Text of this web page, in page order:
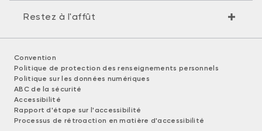
Restez à l'affût
Convention
Politique de protection des renseignements personnels
Politique sur les données numériques
ABC de la sécurité
Accessibilité
Rapport d'étape sur l'accessibilité
Processus de rétroaction en matière d'accessibilité